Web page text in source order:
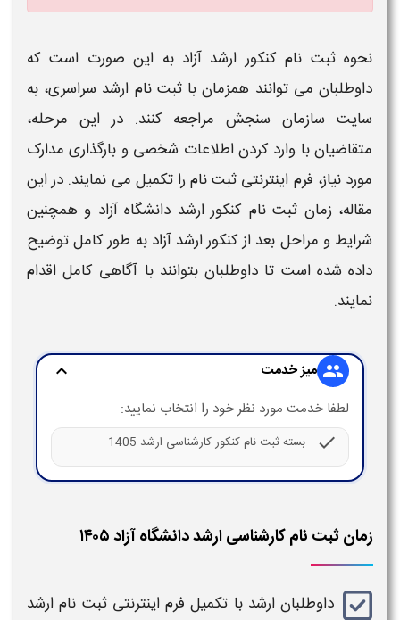
نحوهثبت‌ نام کنکور ارشد آزاد به این صورت است که
داوطلبان می‌ توانند همزمان باثبت ‌نام ارشد سراسری، به
سایت سازمان سنجش مراجعه کنند. در این مرحله،
متقاضیان با وارد کردن اطلاعات شخصی و بارگذاری مدارک
مورد نیاز، فرم اینترنتی ثبت ‌نامرا تکمیل می‌ نمایند. در این
مقاله، زمان ثبت ‌نام کنکورارشد دانشگاه آزاد و همچنین
شرایط و مراحل بعد از کنکورارشد آزاد به‌ طور کامل توضیح
داده شده است تا داوطلبان بتوانند با آگاهی کامل اقدام
نمایند.
group میز خدمت expand_more
لطفا خدمت مورد نظر خود را انتخاب نمایید:
check بسته ثبت‌ نام کنکور کارشناسی ارشد 1405
زمان ثبت نام کارشناسی ارشد دانشگاه آزاد ۱۴۰۵
داوطلبانارشدبا تکمیل فرم اینترنتیثبت نام ارشد